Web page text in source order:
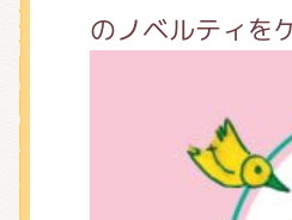
のノベルティを
くまのがっ